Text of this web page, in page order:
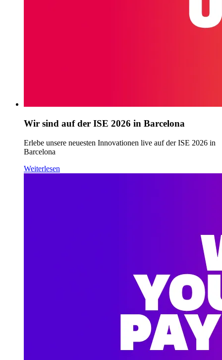
Wir sind auf der ISE 2026 in Barcelona
Erlebe unsere neuesten Innovationen live auf der ISE 2026 in
Barcelona
Weiterlesen